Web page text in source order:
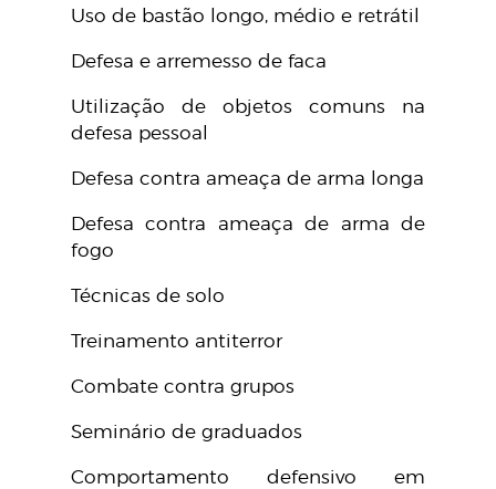
Uso de bastão longo, médio e retrátil
Defesa e arremesso de faca
Utilização de objetos comuns na
defesa pessoal
Defesa contra ameaça de arma longa
Defesa contra ameaça de arma de
fogo
Técnicas de solo
Treinamento antiterror
Combate contra grupos
Seminário de graduados
Comportamento defensivo em